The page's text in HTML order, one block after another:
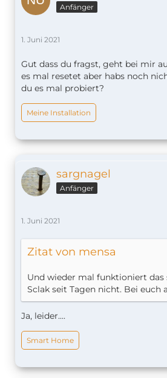
Anfänger
1. Juni 2021
Gut dass du fragst, geht bei mir
es mal resetet aber habs noch
du es mal probiert?
Meine Installation
sargnagel
Anfänger
1. Juni 2021
Zitat von mensa
Und wieder mal funktioniert das
Sclak seit Tagen nicht. Bei euch
Ja, leider....
Smart Home